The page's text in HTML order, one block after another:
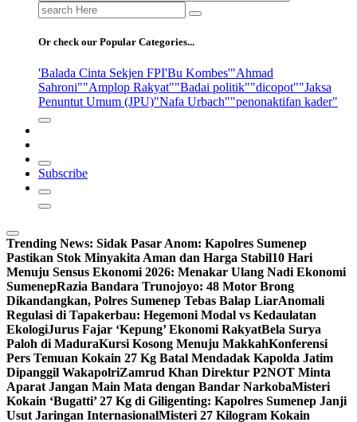
Search
for:
Or check our Popular Categories...
'Balada Cinta Sekjen FPI'Bu Kombes'"Ahmad
Sahroni""Amplop Rakyat""Badai politik""dicopot""Jaksa
Penuntut Umum (JPU)"Nafa Urbach""penonaktifan kader"
Subscribe
Trending News: Sidak Pasar Anom: Kapolres Sumenep
Pastikan Stok Minyakita Aman dan Harga Stabil10 Hari
Menuju Sensus Ekonomi 2026: Menakar Ulang Nadi Ekonomi
SumenepRazia Bandara Trunojoyo: 48 Motor Brong
Dikandangkan, Polres Sumenep Tebas Balap LiarAnomali
Regulasi di Tapakerbau: Hegemoni Modal vs Kedaulatan
EkologiJurus Fajar ‘Kepung’ Ekonomi RakyatBela Surya
Paloh di MaduraKursi Kosong Menuju MakkahKonferensi
Pers Temuan Kokain 27 Kg Batal Mendadak Kapolda Jatim
Dipanggil WakapolriZamrud Khan Direktur P2NOT Minta
Aparat Jangan Main Mata dengan Bandar NarkobaMisteri
Kokain ‘Bugatti’ 27 Kg di Giligenting: Kapolres Sumenep Janji
Usut Jaringan InternasionalMisteri 27 Kilogram Kokain